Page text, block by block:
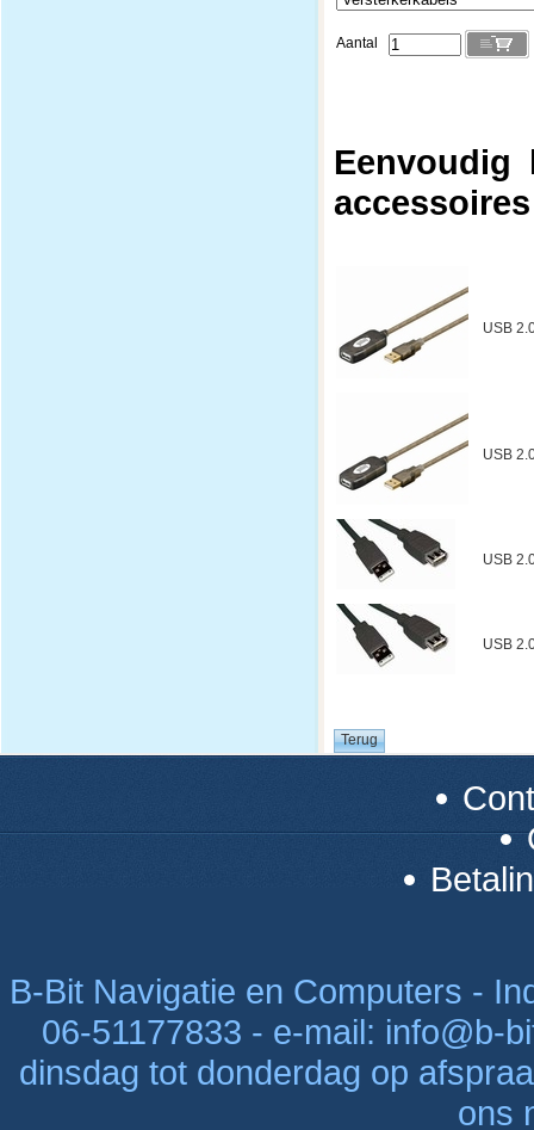
Aantal
Eenvoudig
accessoires
USB
USB
USB
USB
B-Bit Navigatie en Computers -
06-51177833 - e-mail: info@b-
dinsdag tot donderdag op
ons